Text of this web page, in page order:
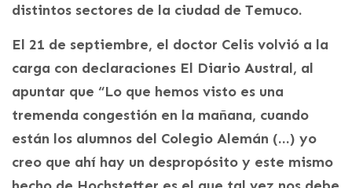
distintos sectores de la ciudad de Temuco.
El 21 de septiembre, el doctor Celis volvió a la
carga con declaraciones El Diario Austral, al
apuntar que “Lo que hemos visto es una
tremenda congestión en la mañana, cuando
están los alumnos del Colegio Alemán (…) yo
creo que ahí hay un despropósito y este mismo